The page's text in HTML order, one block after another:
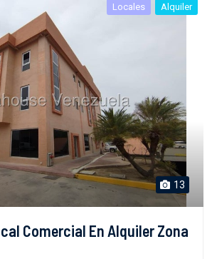
Locales Alquiler
13
Comercial En Alquiler Zona